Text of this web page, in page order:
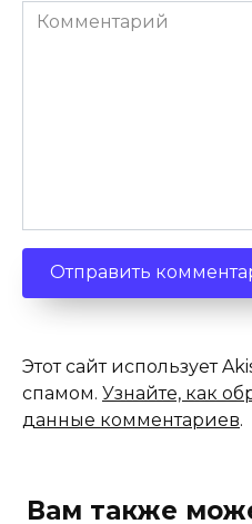
Комментарий
Этот сайт использует
спамом. Узнайте, как
данные комментариев.
Вам также